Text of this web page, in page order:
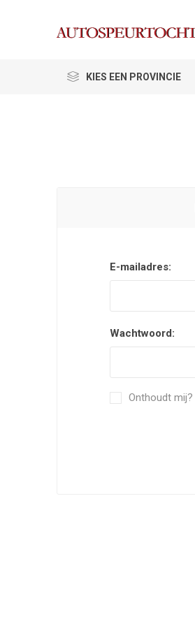
KIES EEN PROVINCIE
E-mailadres:
Wachtwoord:
Onthoudt mij?